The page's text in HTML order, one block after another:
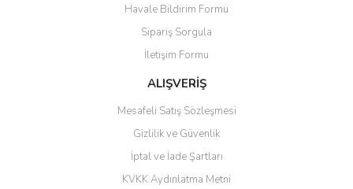
bir tabela olsa daha hoş
hızlı güvenli bir alışveriş oldu
Yalçın Kaya | 20/06/2026
ahmet yiğit | 29/04/2026
Havale Bildirim Formu
Sipariş Sorgula
İletişim Formu
ALIŞVERİŞ
Mesafeli Satış Sözleşmesi
Gizlilik ve Güvenlik
İptal ve İade Şartları
KVKK Aydınlatma Metni